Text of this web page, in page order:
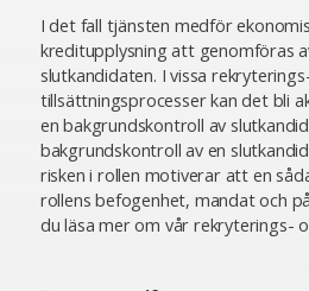
I det fall tjänsten medför
kreditupplysning att genomföras
slutkandidaten. I vissa
tillsättningsprocesser kan det bli
en bakgrundskontroll av
bakgrundskontroll av en
risken i rollen motiverar att en
rollens befogenhet, mandat och
du läsa mer om vår rekryterings-